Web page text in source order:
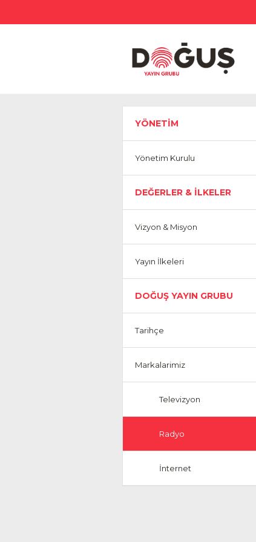
YÖNETİM
Yönetim Kurulu
DEĞERLER & İLKELER
Vizyon & Misyon
Yayın İlkeleri
DOĞUŞ YAYIN GRUBU
Tarihçe
Markalarimiz
Televizyon
Radyo
İnternet